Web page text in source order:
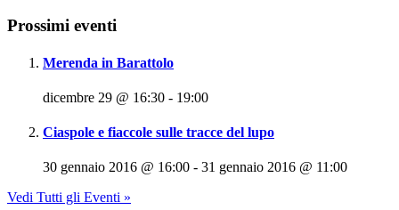
Prossimi eventi
Merenda in Barattolo
dicembre 29 @ 16:30 - 19:00
Ciaspole e fiaccole sulle tracce del lupo
30 gennaio 2016 @ 16:00 - 31 gennaio 2016 @ 11:00
Vedi Tutti gli Eventi »